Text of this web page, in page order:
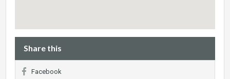
Share this
Facebook